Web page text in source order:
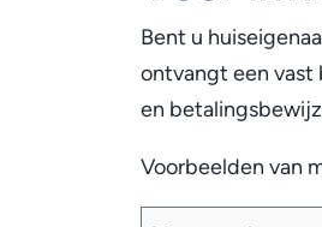
Bent u
ontvangt een vast
en
Voorbeelden van